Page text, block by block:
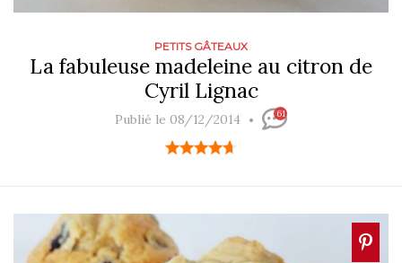
PETITS GÂTEAUX
La fabuleuse madeleine au citron de
Cyril Lignac
Publié le 08/12/2014 61